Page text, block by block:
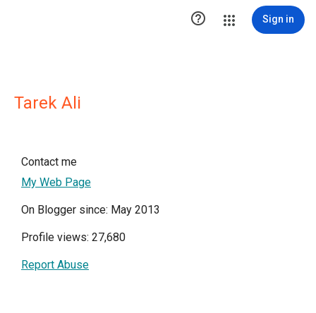
 Sign in
Tarek Ali
Contact me
My Web Page
On Blogger since: May 2013
Profile views: 27,680
Report Abuse